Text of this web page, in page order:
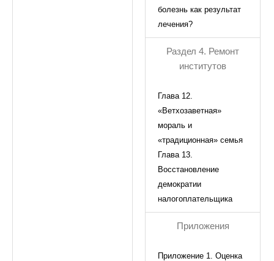
болезнь как результат
лечения?
Раздел 4. Ремонт
институтов
Глава 12.
«Ветхозаветная»
мораль и
«традиционная» семья
Глава 13.
Восстановление
демократии
налогоплательщика
Приложения
Приложение 1. Оценка